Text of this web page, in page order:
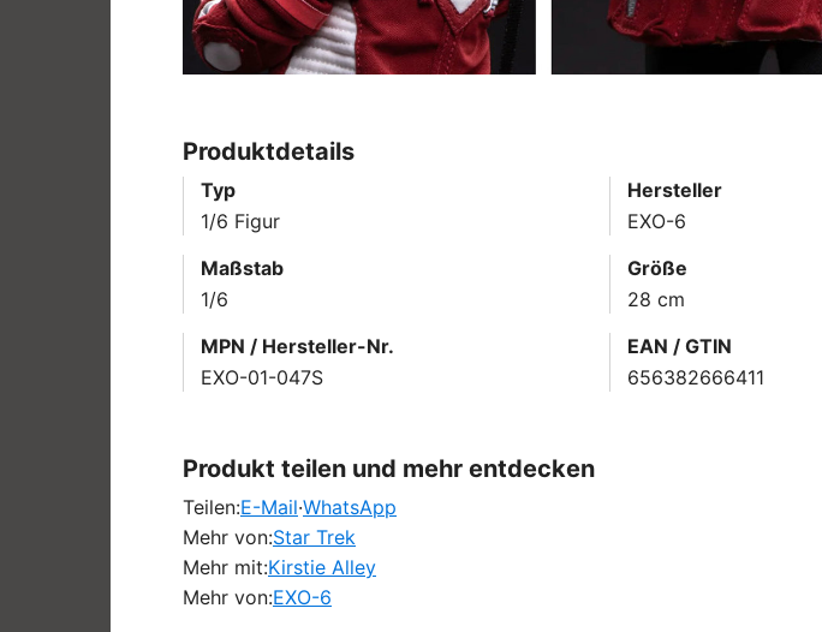
Produktdetails
Typ
1/6 Figur
Hersteller
EXO-6
Maßstab
1/6
Größe
28 cm
MPN / Hersteller-Nr.
EXO-01-047S
EAN / GTIN
656382666411
Produkt teilen und mehr entdecken
Teilen:E-Mail·WhatsApp
Mehr von:Star Trek
Mehr mit:Kirstie Alley
Mehr von:EXO-6